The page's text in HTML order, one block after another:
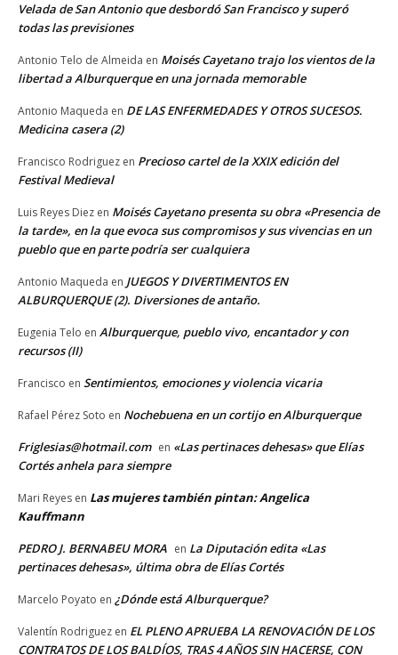
Velada de San Antonio que desbordó San Francisco y superó
todas las previsiones
Antonio Telo de Almeida en Moisés Cayetano trajo los vientos de la
libertad a Alburquerque en una jornada memorable
Antonio Maqueda en DE LAS ENFERMEDADES Y OTROS SUCESOS.
Medicina casera (2)
Francisco Rodriguez en Precioso cartel de la XXIX edición del
Festival Medieval
Luis Reyes Diez en Moisés Cayetano presenta su obra «Presencia de
la tarde», en la que evoca sus compromisos y sus vivencias en un
pueblo que en parte podría ser cualquiera
Antonio Maqueda en JUEGOS Y DIVERTIMENTOS EN
ALBURQUERQUE (2). Diversiones de antaño.
Eugenia Telo en Alburquerque, pueblo vivo, encantador y con
recursos (II)
Francisco en Sentimientos, emociones y violencia vicaria
Rafael Pérez Soto en Nochebuena en un cortijo en Alburquerque
Friglesias@hotmail.com en «Las pertinaces dehesas» que Elías
Cortés anhela para siempre
Mari Reyes en Las mujeres también pintan: Angelica
Kauffmann
PEDRO J. BERNABEU MORA en La Diputación edita «Las
pertinaces dehesas», última obra de Elías Cortés
Marcelo Poyato en ¿Dónde está Alburquerque?
Valentín Rodriguez en EL PLENO APRUEBA LA RENOVACIÓN DE LOS
CONTRATOS DE LOS BALDÍOS, TRAS 4 AÑOS SIN HACERSE, CON